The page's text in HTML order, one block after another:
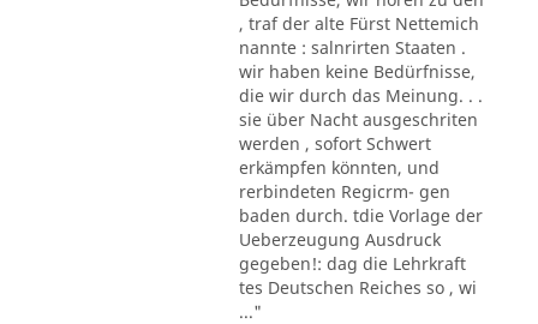
, traf der alte Fürst Nettemich
nannte : salnrirten Staaten .
wir haben keine Bedürfnisse,
die wir durch das Meinung. . .
sie über Nacht ausgeschriten
werden , sofort Schwert
erkämpfen könnten, und
rerbindeten Regicrm- gen
baden durch. tdie Vorlage der
Ueberzeugung Ausdruck
gegeben!: dag die Lehrkraft
tes Deutschen Reiches so , wi
..."